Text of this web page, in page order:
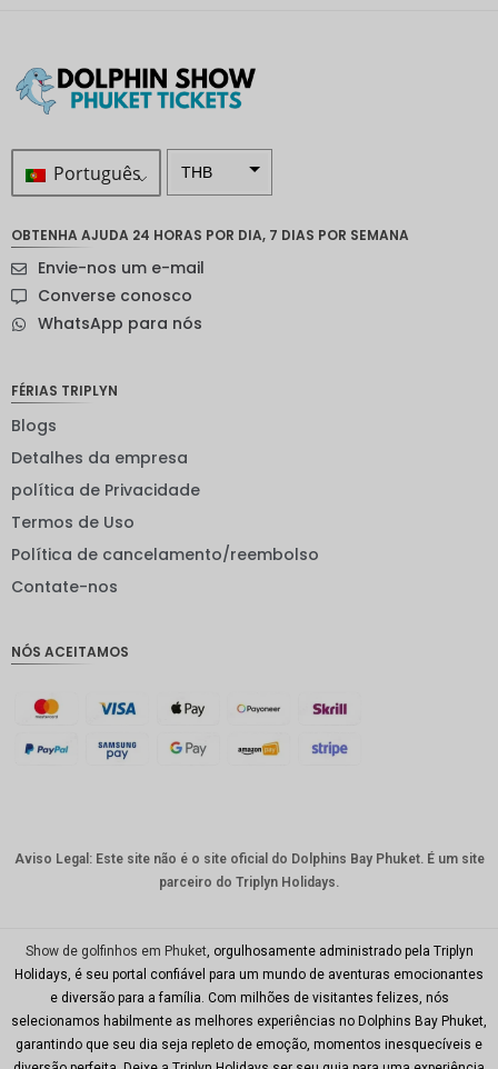
Português THB
sueca
neozelan
ienes
EUR
suíço
australia
CNY
TWD
Minhas
Ries
OBTENHA AJUDA 24 HORAS POR DIA, 7 DIAS POR SEMANA
Envie-nos um e-mail
Converse conosco
WhatsApp para nós
FÉRIAS TRIPLYN
Blogs
Detalhes da empresa
política de Privacidade
Termos de Uso
Política de cancelamento/reembolso
Contate-nos
NÓS ACEITAMOS
Aviso Legal: Este site não é o site oficial do Dolphins Bay Phuket. É um site
parceiro do Triplyn Holidays.
Show de golfinhos em Phuket , orgulhosamente administrado pela Triplyn
Holidays, é seu portal confiável para um mundo de aventuras emocionantes
e diversão para a família. Com milhões de visitantes felizes, nós
selecionamos habilmente as melhores experiências no Dolphins Bay Phuket,
garantindo que seu dia seja repleto de emoção, momentos inesquecíveis e